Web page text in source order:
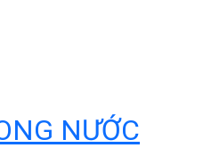
NƯỚC